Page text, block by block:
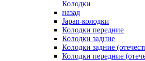
Колодки
назад
Japan-колодки
Колодки передние
Колодки задние
Колодки задние
Колодки передние